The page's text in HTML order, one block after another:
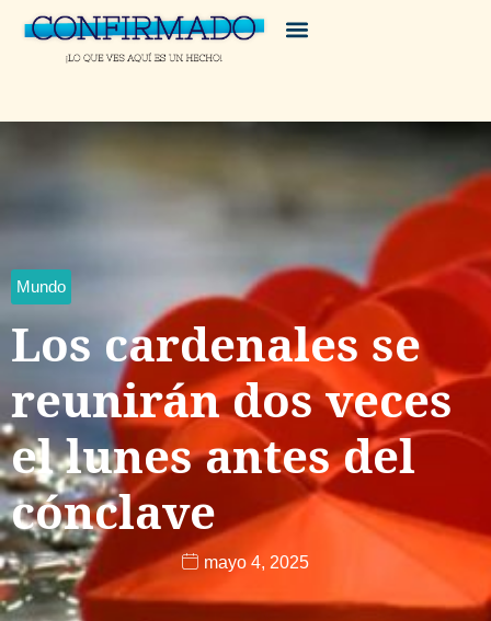
Mundo
Los cardenales se
reunirán dos veces
el lunes antes del
cónclave
mayo 4, 2025